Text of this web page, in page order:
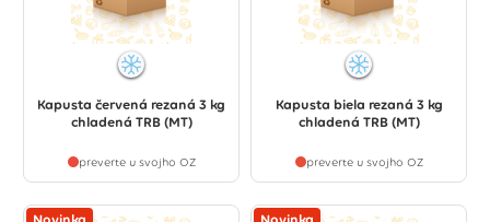
Kapusta červená rezaná 3 kg
chladená TRB (MT)
preverte u svojho OZ
Kapusta biela rezaná 3 kg
chladená TRB (MT)
preverte u svojho OZ